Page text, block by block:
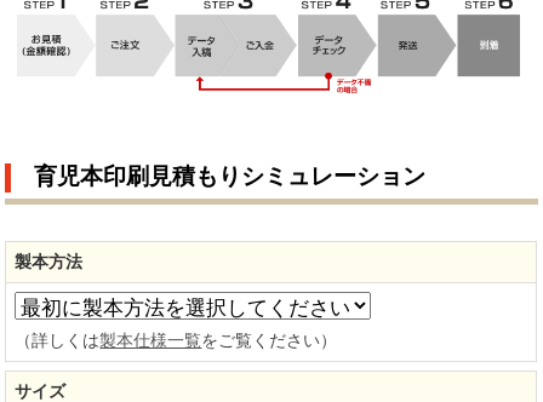
育児本印刷見積もりシミュレーション
製本方法
（詳しくは製本仕様一覧をご覧ください）
サイズ